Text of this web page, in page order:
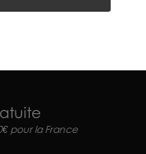
pour la France